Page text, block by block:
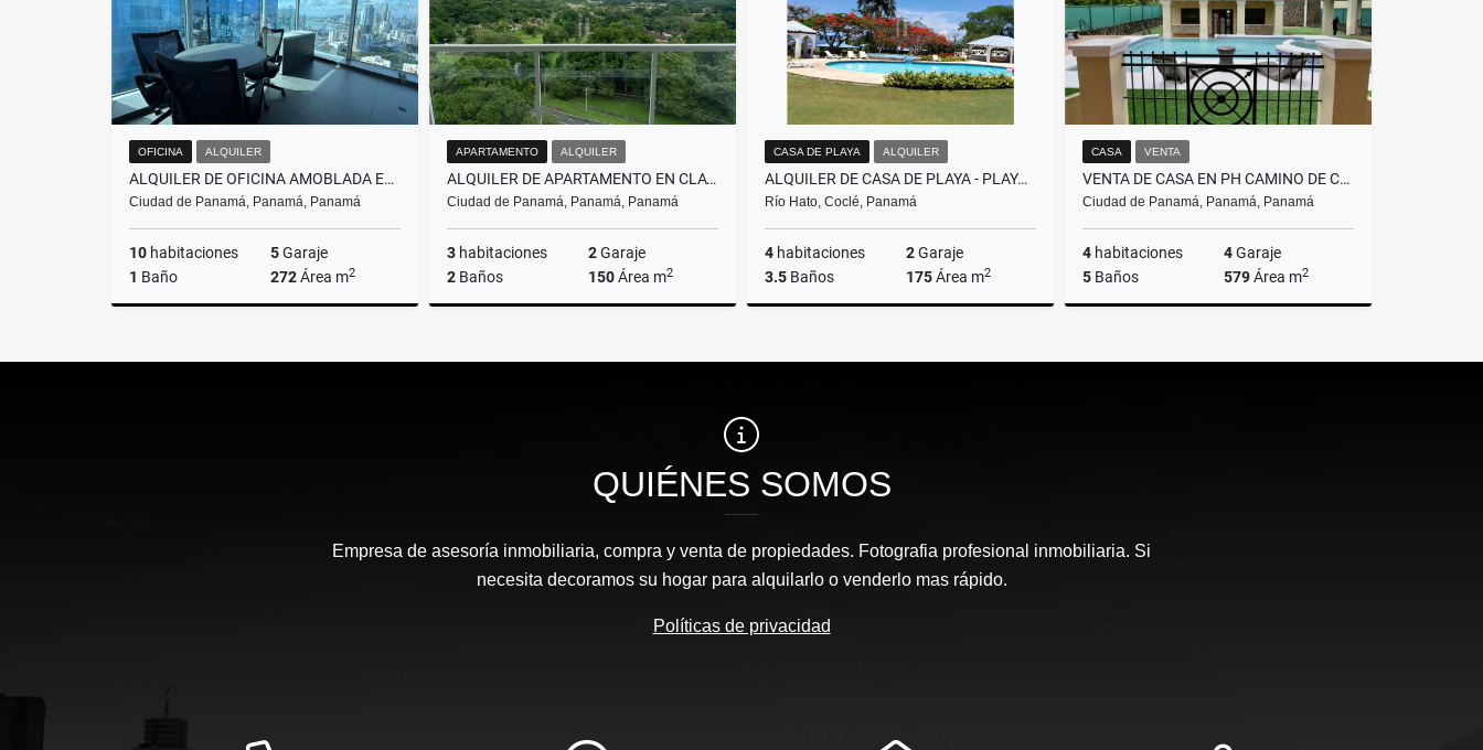
OFICINA ALQUILER
ALQUILER DE OFICINA AMOBLADA EN PUNTA PACIFICA - PH OCEANIA
Ciudad de Panamá, Panamá, Panamá
10 habitaciones 5Garaje
1 Baño 272Área m2
US$5,500
APARTAMENTO ALQUILER
ALQUILER DE APARTAMENTO EN CLAYTON PARK II
Ciudad de Panamá, Panamá, Panamá
3 habitaciones 2Garaje
2 Baños 150Área m2
US$2,200
CASA DE PLAYA ALQUILER
ALQUILER DE CASA DE PLAYA - PLAYA BLANCA
Río Hato, Coclé, Panamá
4 habitaciones 2Garaje
3.5 Baños 175Área m2
US$2,200
CASA VENTA
VENTA DE CASA EN PH CAMINO DE CRUCES
Ciudad de Panamá, Panamá, Panamá
4 habitaciones 4Garaje
5 Baños 579Área m2
US$1,295,000
QUIÉNES SOMOS
Empresa de asesoría inmobiliaria, compra y venta de propiedades. Fotografia profesional inmobiliaria. Si
necesita decoramos su hogar para alquilarlo o venderlo mas rápido.
Políticas de privacidad